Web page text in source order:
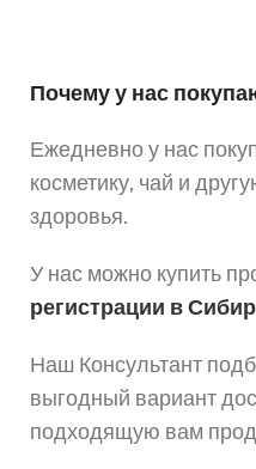
Почему у нас
Ежедневно у нас
косметику, чай и
здоровья.
У нас можно купить
регистрации в
Наш Консультант
выгодный вариант
подходящую вам